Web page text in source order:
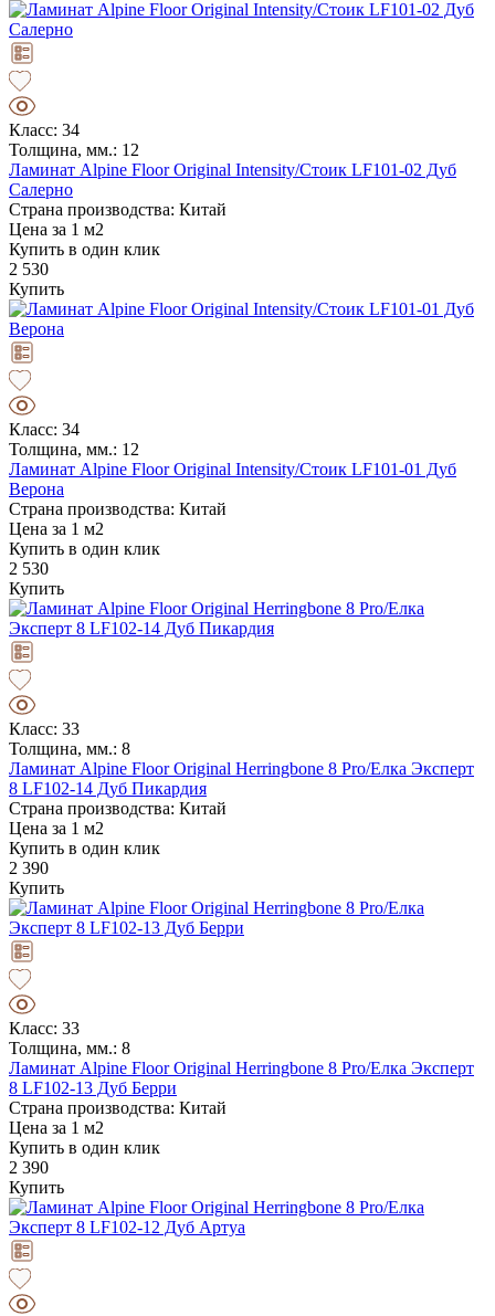
Класс: 34
Толщина, мм.: 12
Ламинат Alpine Floor Original Intensity/Стоик LF101-02 Дуб
Салерно
Страна производства: Китай
Цена за 1 м2
Купить в один клик
2 530
Купить
Класс: 34
Толщина, мм.: 12
Ламинат Alpine Floor Original Intensity/Стоик LF101-01 Дуб
Верона
Страна производства: Китай
Цена за 1 м2
Купить в один клик
2 530
Купить
Класс: 33
Толщина, мм.: 8
Ламинат Alpine Floor Original Herringbone 8 Pro/Елка Эксперт
8 LF102-14 Дуб Пикардия
Страна производства: Китай
Цена за 1 м2
Купить в один клик
2 390
Купить
Класс: 33
Толщина, мм.: 8
Ламинат Alpine Floor Original Herringbone 8 Pro/Елка Эксперт
8 LF102-13 Дуб Берри
Страна производства: Китай
Цена за 1 м2
Купить в один клик
2 390
Купить